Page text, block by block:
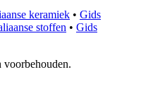
keramiek • Gids
stoffen • Gids